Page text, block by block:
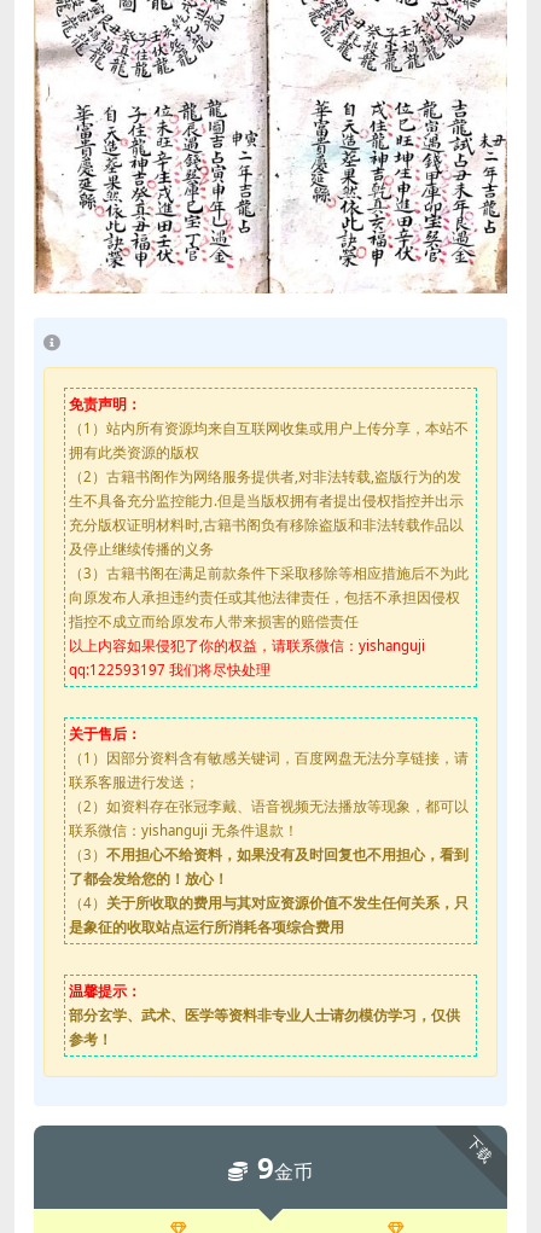
免责声明：
（1）站内所有资源均来自互联网收集或用户上传分享，本站不
拥有此类资源的版权
（2）古籍书阁作为网络服务提供者,对非法转载,盗版行为的发
生不具备充分监控能力.但是当版权拥有者提出侵权指控并出示
充分版权证明材料时,古籍书阁负有移除盗版和非法转载作品以
及停止继续传播的义务
（3）古籍书阁在满足前款条件下采取移除等相应措施后不为此
向原发布人承担违约责任或其他法律责任，包括不承担因侵权
指控不成立而给原发布人带来损害的赔偿责任
以上内容如果侵犯了你的权益，请联系微信：yishanguji
qq:122593197 我们将尽快处理
关于售后：
（1）因部分资料含有敏感关键词，百度网盘无法分享链接，请
联系客服进行发送；
（2）如资料存在张冠李戴、语音视频无法播放等现象，都可以
联系微信：yishanguji 无条件退款！
（3） 不用担心不给资料，如果没有及时回复也不用担心，看到
了都会发给您的！放心！
（4） 关于所收取的费用与其对应资源价值不发生任何关系，只
是象征的收取站点运行所消耗各项综合费用
温馨提示：
部分玄学、武术、医学等资料非专业人士请勿模仿学习，仅供
参考！
下载
9金币